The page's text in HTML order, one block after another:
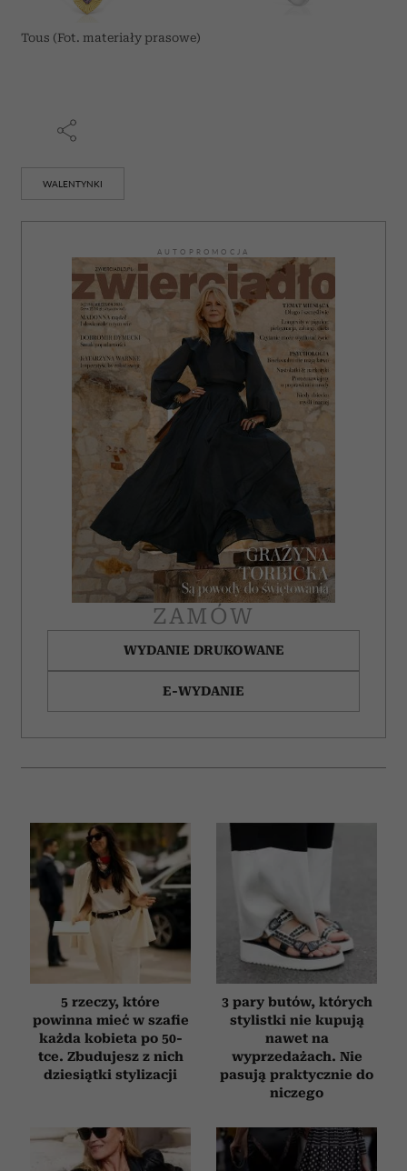
Tous (Fot. materiały prasowe)
WALENTYNKI
AUTOPROMOCJA
ZAMÓW
WYDANIE DRUKOWANE
E-WYDANIE
5 rzeczy, które
powinna mieć w szafie
każda kobieta po 50-
tce. Zbudujesz z nich
dziesiątki stylizacji
3 pary butów, których
stylistki nie kupują
nawet na
wyprzedażach. Nie
pasują praktycznie do
niczego